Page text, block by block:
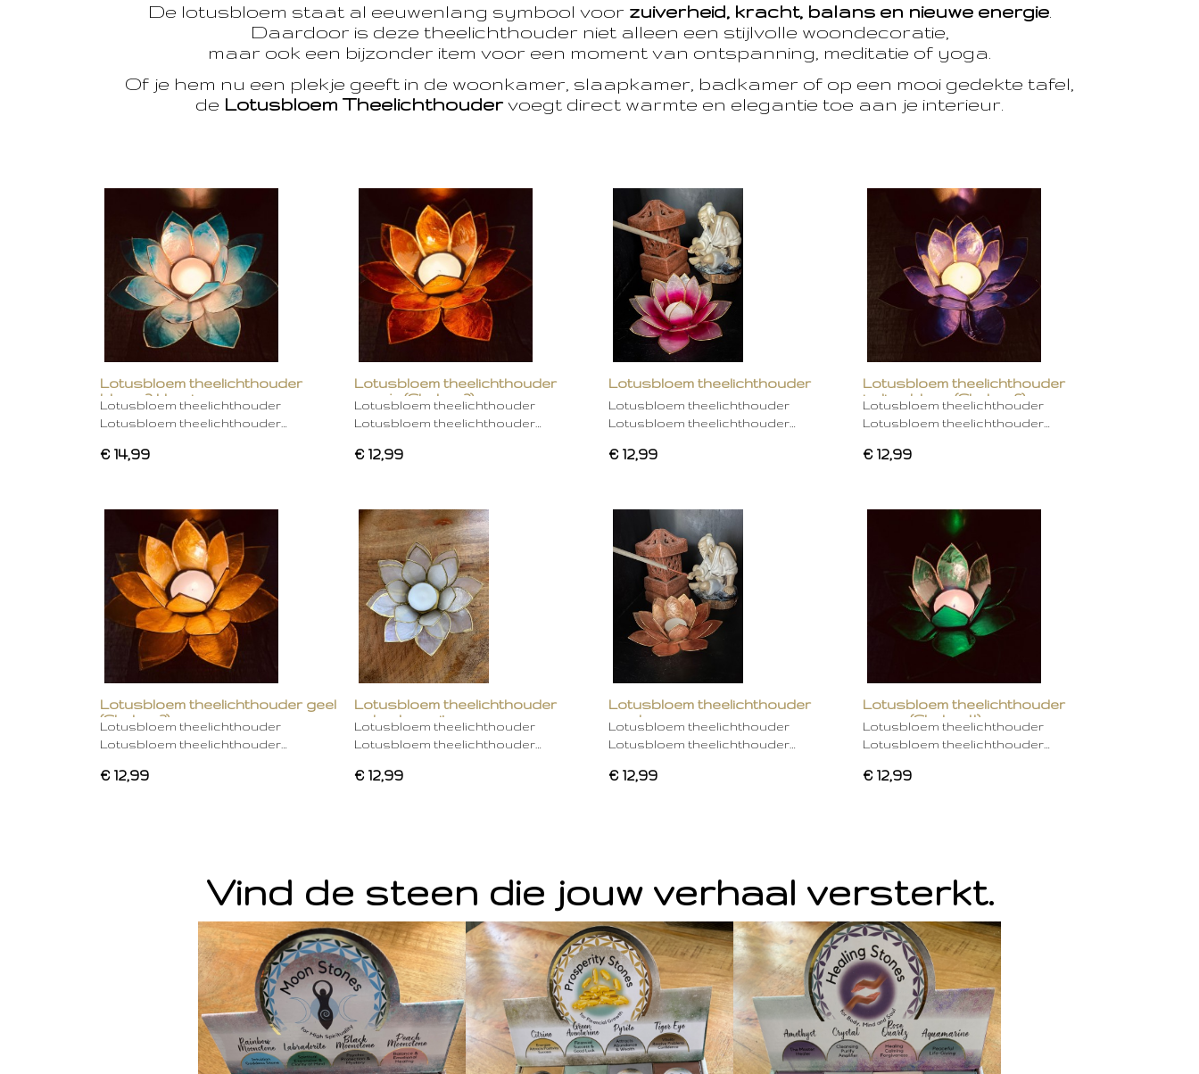
De lotusbloem staat al eeuwenlang symbool voor zuiverheid, kracht, balans en nieuwe energie.
Daardoor is deze theelichthouder niet alleen een stijlvolle woondecoratie,
maar ook een bijzonder item voor een moment van ontspanning, meditatie of yoga.
Of je hem nu een plekje geeft in de woonkamer, slaapkamer, badkamer of op een mooi gedekte tafel,
de Lotusbloem Theelichthouder voegt direct warmte en elegantie toe aan je interieur.
Lotusbloem theelichthouder
blauw 2 kleurig
Lotusbloem theelichthouder
Lotusbloem theelichthouder…
€ 14,99
Lotusbloem theelichthouder
oranje (Chakra 2)
Lotusbloem theelichthouder
Lotusbloem theelichthouder…
€ 12,99
Lotusbloem theelichthouder
rose
Lotusbloem theelichthouder
Lotusbloem theelichthouder…
€ 12,99
Lotusbloem theelichthouder
indigo blauw (Chakra 6)
Lotusbloem theelichthouder
Lotusbloem theelichthouder…
€ 12,99
Lotusbloem theelichthouder geel
(Chakra 3)
Lotusbloem theelichthouder
Lotusbloem theelichthouder…
€ 12,99
Lotusbloem theelichthouder
gebroken wit
Lotusbloem theelichthouder
Lotusbloem theelichthouder…
€ 12,99
Lotusbloem theelichthouder
mocha
Lotusbloem theelichthouder
Lotusbloem theelichthouder…
€ 12,99
Lotusbloem theelichthouder
groen (Chakra 4)
Lotusbloem theelichthouder
Lotusbloem theelichthouder…
€ 12,99
Vind de steen die jouw verhaal versterkt.